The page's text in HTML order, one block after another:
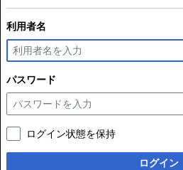
プ利用者名
パスワード
ログイン状態を保持
ログイン